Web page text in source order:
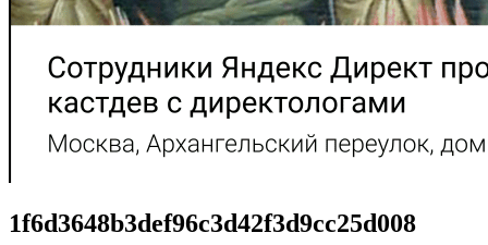
1f6d3648b3def96c3d42f3d9cc25d008